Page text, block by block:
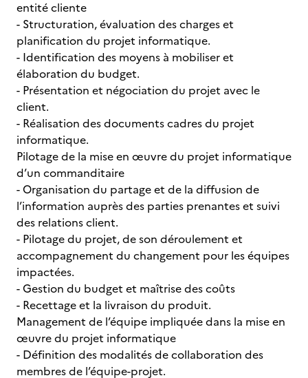
entité cliente
- Structuration, évaluation des charges et
planification du projet informatique.
- Identification des moyens à mobiliser et
élaboration du budget.
- Présentation et négociation du projet avec le
client.
- Réalisation des documents cadres du projet
informatique.
Pilotage de la mise en œuvre du projet informatique
d’un commanditaire
- Organisation du partage et de la diffusion de
l’information auprès des parties prenantes et suivi
des relations client.
- Pilotage du projet, de son déroulement et
accompagnement du changement pour les équipes
impactées.
- Gestion du budget et maîtrise des coûts
- Recettage et la livraison du produit.
Management de l’équipe impliquée dans la mise en
œuvre du projet informatique
- Définition des modalités de collaboration des
membres de l’équipe-projet.